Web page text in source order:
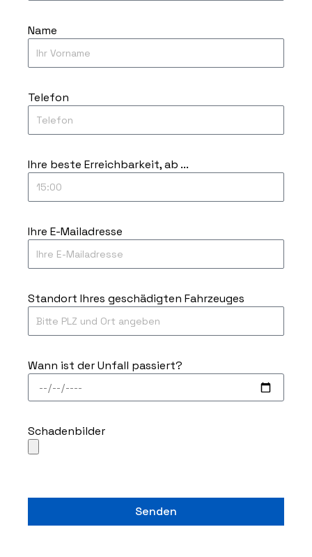
Name
Telefon
Ihre beste Erreichbarkeit, ab ...
Ihre E-Mailadresse
Standort Ihres geschädigten Fahrzeuges
Wann ist der Unfall passiert?
Schadenbilder
Senden